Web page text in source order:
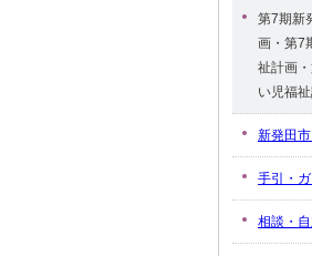
第7期新
画・第7
祉計画
い児福
新発田
手引・
相談・